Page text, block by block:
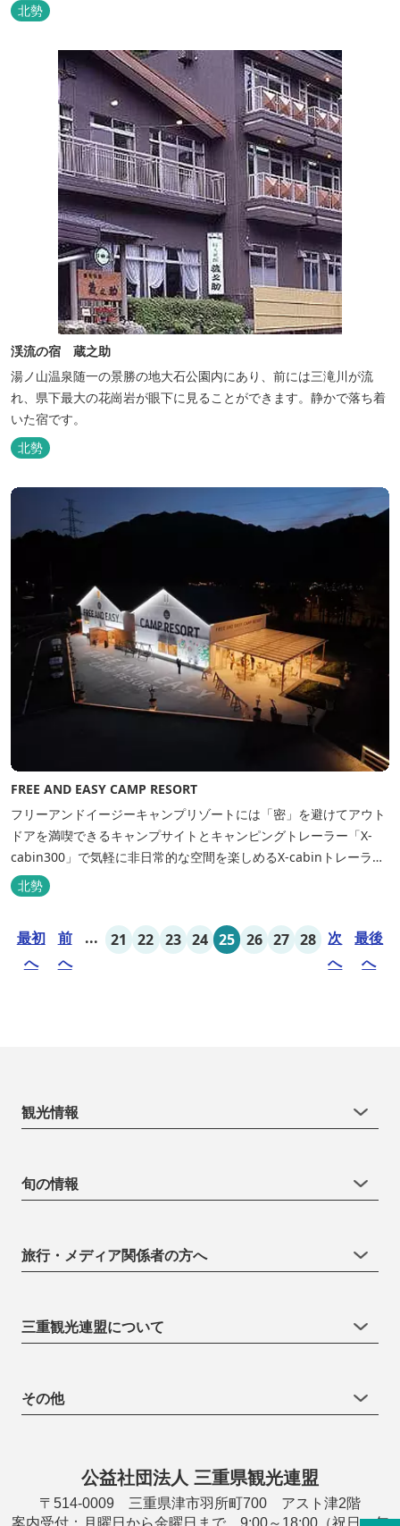
北勢
渓流の宿 蔵之助
湯ノ山温泉随一の景勝の地大石公園内にあり、前には三滝川が流
れ、県下最大の花崗岩が眼下に見ることができます。静かで落ち着
いた宿です。
北勢
FREE AND EASY CAMP RESORT
フリーアンドイージーキャンプリゾートには「密」を避けてアウト
ドアを満喫できるキャンプサイトとキャンピングトレーラー「X-
cabin300」で気軽に非日常的な空間を楽しめるX-cabinトレーラー
サイト、日帰り手ぶらBBQやドッグラン・ドッグサロン、貸切サウ
ナ施設などを完備、キャンプしながら併設している片岡温泉「アク
北勢
最初
へ
前
へ
... 21 22 23 24 25 26 27 28
次
へ
最後
へ
観光情報
旬の情報
旅行・メディア関係者の方へ
三重観光連盟について
その他
公益社団法人 三重県観光連盟
〒514-0009 三重県津市羽所町700 アスト津2階
案内受付：月曜日から金曜日まで 9:00～18:00（祝日・年